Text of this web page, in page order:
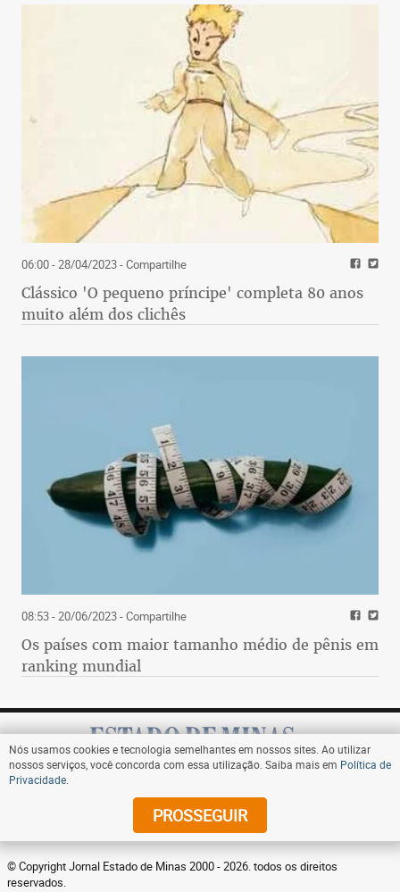
06:00 - 28/04/2023- Compartilhe
Clássico 'O pequeno príncipe' completa 80 anos
muito além dos clichês
08:53 - 20/06/2023- Compartilhe
Os países com maior tamanho médio de pênis em
ranking mundial
Assine
© Copyright Jornal Estado de Minas 2000 - 2026. todos os direitos
reservados.
Nós usamos cookies e tecnologia semelhantes em nossos sites. Ao utilizar
nossos serviços, você concorda com essa utilização. Saiba mais em Política de
Privacidade
PROSSEGUIR